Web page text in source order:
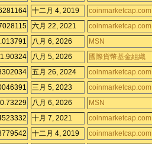
十二月 4, 2019 coinmarketcap.com
六月 22, 2021 coinmarketcap.com
八月 6, 2026 MSN
1.90324 八月 5, 2026 國際貨幣基金組織
五月 26, 2024 coinmarketcap.com
三月 5, 2023 coinmarketcap.com
0.73229 八月 6, 2026 MSN
十月 7, 2021 coinmarketcap.com
十二月 4, 2019 coinmarketcap.com